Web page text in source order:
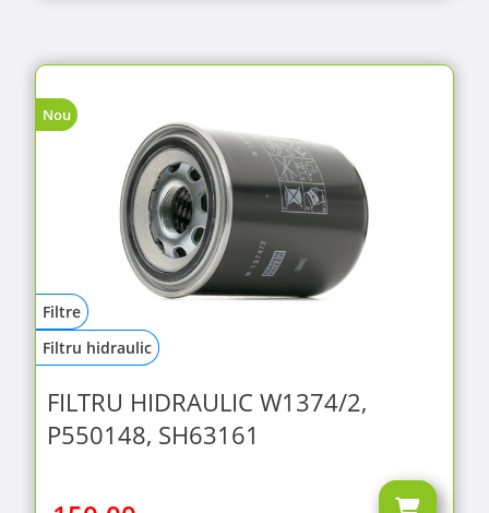
Nou
Filtre
Filtru hidraulic
FILTRU HIDRAULIC W1374/2,
P550148, SH63161